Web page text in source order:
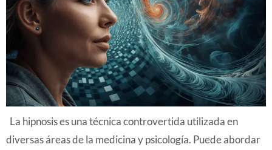
La hipnosis es una técnica controvertida utilizada en
diversas áreas de la medicina y psicología. Puede abordar